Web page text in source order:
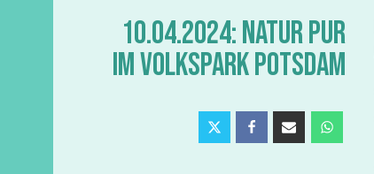
10.04.2024: NATUR PUR
IM VOLKSPARK POTSDAM